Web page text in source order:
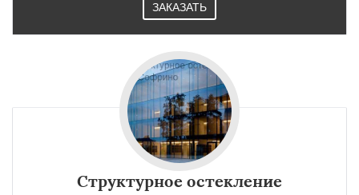
ЗАКАЗАТЬ
Структурное остекление